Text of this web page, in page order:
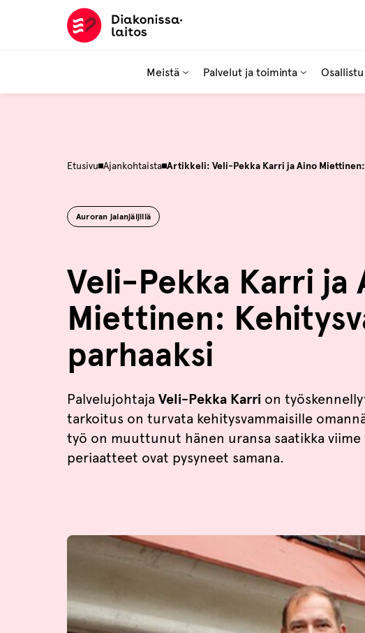
Meistä Palvelut ja toiminta Osallistu
Etusivu Ajankohtaista Artikkeli: Veli-Pekka Karri ja Aino
Auroran jalanjäljillä
Veli-Pekka Karri ja
Miettinen:
parhaaksi
Palvelujohtaja Veli-Pekka Karri on
tarkoitus on turvata kehitysvammaisille
työ on muuttunut hänen uransa saatikka viime
periaatteet ovat pysyneet samana.